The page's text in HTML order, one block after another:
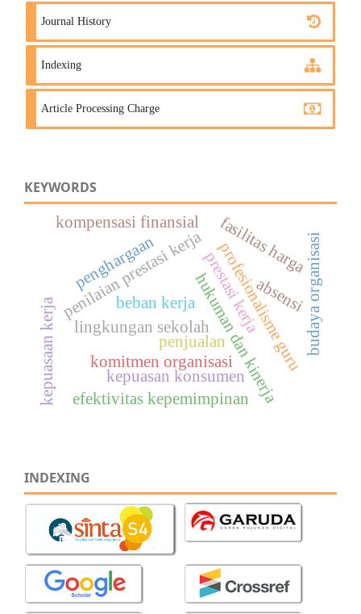
Journal History
Indexing
Article Processing Charge
KEYWORDS
beban kerjahukuman dan kinerja
penilaian prestasi kerja
komitmen organisasi
lingkungan sekolah
kepuasaan kerja
prestasi kerja
penjualanprofesionalisme guru
kompensasi finansial
absensi
penghargaan fasilitas harga
kepuasan konsumen
efektivitas kepemimpinan
budaya organisasi
INDEXING